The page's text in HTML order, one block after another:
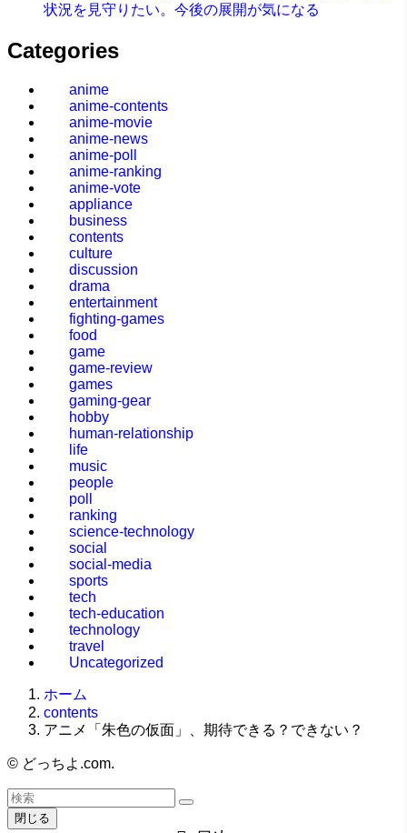
状況を見守りたい。今後の展開が気になる
Categories
anime
anime-contents
anime-movie
anime-news
anime-poll
anime-ranking
anime-vote
appliance
business
contents
culture
discussion
drama
entertainment
fighting-games
food
game
game-review
games
gaming-gear
hobby
human-relationship
life
music
people
poll
ranking
science-technology
social
social-media
sports
tech
tech-education
technology
travel
Uncategorized
ホーム
contents
アニメ「朱色の仮面」、期待できる？できない？
© どっちよ.com.
閉じる